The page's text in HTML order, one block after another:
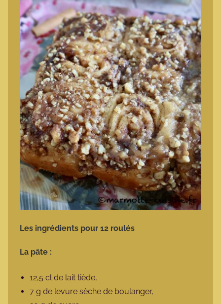
Les ingrédients pour 12 roulés
La pâte :
12,5 cl de lait tiède,
7 g de levure sèche de boulanger,